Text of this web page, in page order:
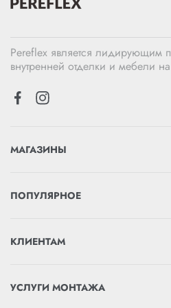
Pereflex является лидирующим
внутренней отделки и мебели
МАГАЗИНЫ
ПОПУЛЯРНОЕ
КЛИЕНТАМ
УСЛУГИ МОНТАЖА